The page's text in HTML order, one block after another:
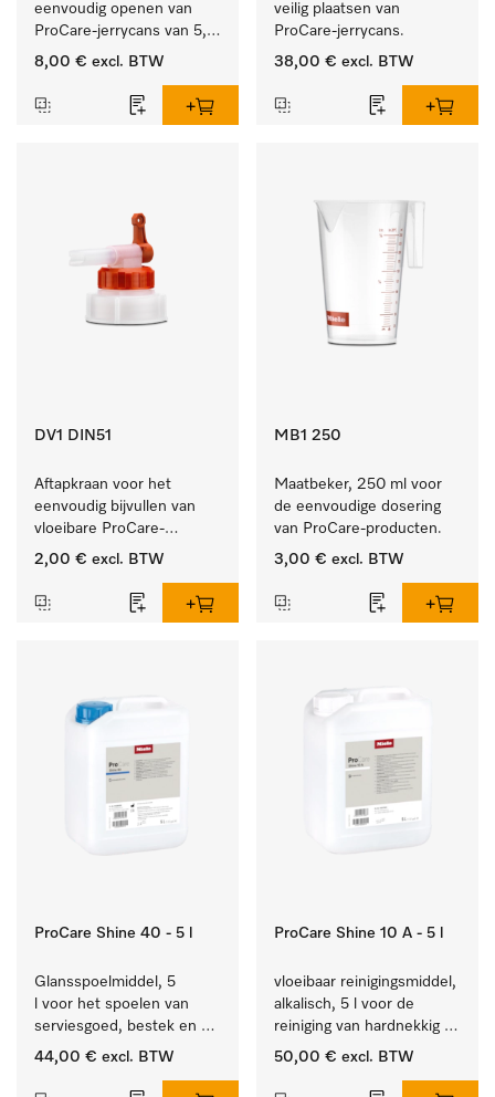
eenvoudig openen van
ProCare-jerrycans van 5,
10 en 20 l.
8,00 € excl. BTW
veilig plaatsen van
ProCare-jerrycans.
38,00 € excl. BTW
DV1 DIN51
Aftapkraan voor het
eenvoudig bijvullen van
vloeibare ProCare-
producten.
2,00 € excl. BTW
MB1 250
Maatbeker, 250 ml voor
de eenvoudige dosering
van ProCare-producten.
3,00 € excl. BTW
ProCare Shine 40 - 5 l
Glansspoelmiddel, 5
l voor het spoelen van
serviesgoed, bestek en
ideaal voor glazen.
44,00 € excl. BTW
ProCare Shine 10 A - 5 l
vloeibaar reinigingsmiddel,
alkalisch, 5 l voor de
reiniging van hardnekkig
vuil op serviesgoed,
50,00 € excl. BTW